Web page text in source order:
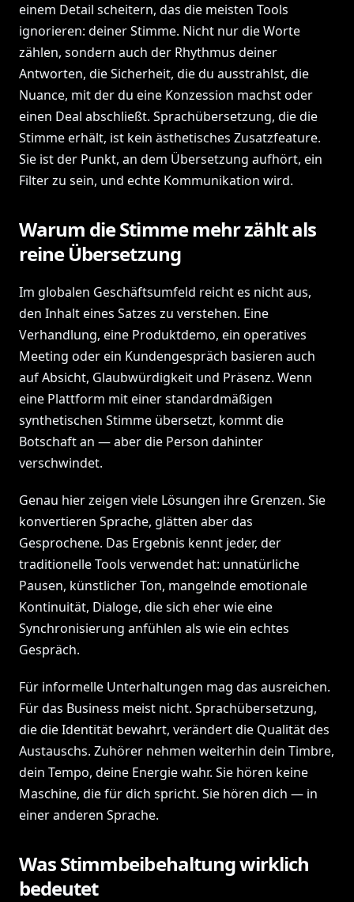
einem Detail scheitern, das die meisten Tools
ignorieren: deiner Stimme. Nicht nur die Worte
zählen, sondern auch der Rhythmus deiner
Antworten, die Sicherheit, die du ausstrahlst, die
Nuance, mit der du eine Konzession machst oder
einen Deal abschließt. Sprachübersetzung, die die
Stimme erhält, ist kein ästhetisches Zusatzfeature.
Sie ist der Punkt, an dem Übersetzung aufhört, ein
Filter zu sein, und echte Kommunikation wird.
Warum die Stimme mehr zählt als
reine Übersetzung
Im globalen Geschäftsumfeld reicht es nicht aus,
den Inhalt eines Satzes zu verstehen. Eine
Verhandlung, eine Produktdemo, ein operatives
Meeting oder ein Kundengespräch basieren auch
auf Absicht, Glaubwürdigkeit und Präsenz. Wenn
eine Plattform mit einer standardmäßigen
synthetischen Stimme übersetzt, kommt die
Botschaft an — aber die Person dahinter
verschwindet.
Genau hier zeigen viele Lösungen ihre Grenzen. Sie
konvertieren Sprache, glätten aber das
Gesprochene. Das Ergebnis kennt jeder, der
traditionelle Tools verwendet hat: unnatürliche
Pausen, künstlicher Ton, mangelnde emotionale
Kontinuität, Dialoge, die sich eher wie eine
Synchronisierung anfühlen als wie ein echtes
Gespräch.
Für informelle Unterhaltungen mag das ausreichen.
Für das Business meist nicht. Sprachübersetzung,
die die Identität bewahrt, verändert die Qualität des
Austauschs. Zuhörer nehmen weiterhin dein Timbre,
dein Tempo, deine Energie wahr. Sie hören keine
Maschine, die für dich spricht. Sie hören dich — in
einer anderen Sprache.
Was Stimmbeibehaltung wirklich
bedeutet